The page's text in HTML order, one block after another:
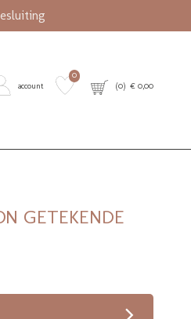
account
0
(0) € 0,00
GETEKENDE